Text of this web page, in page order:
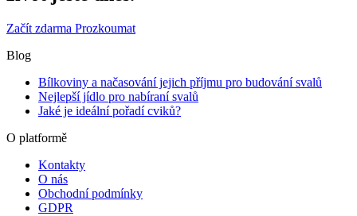
Začít zdarma Prozkoumat
Blog
Bílkoviny a načasování jejich příjmu pro budování svalů
Nejlepší jídlo pro nabíraní svalů
Jaké je ideální pořadí cviků?
O platformě
Kontakty
O nás
Obchodní podmínky
GDPR